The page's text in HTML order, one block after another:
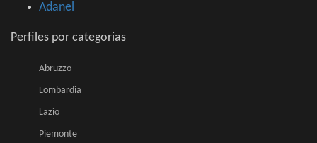
Adanel
Perfiles por categorias
Abruzzo
Lombardia
Lazio
Piemonte